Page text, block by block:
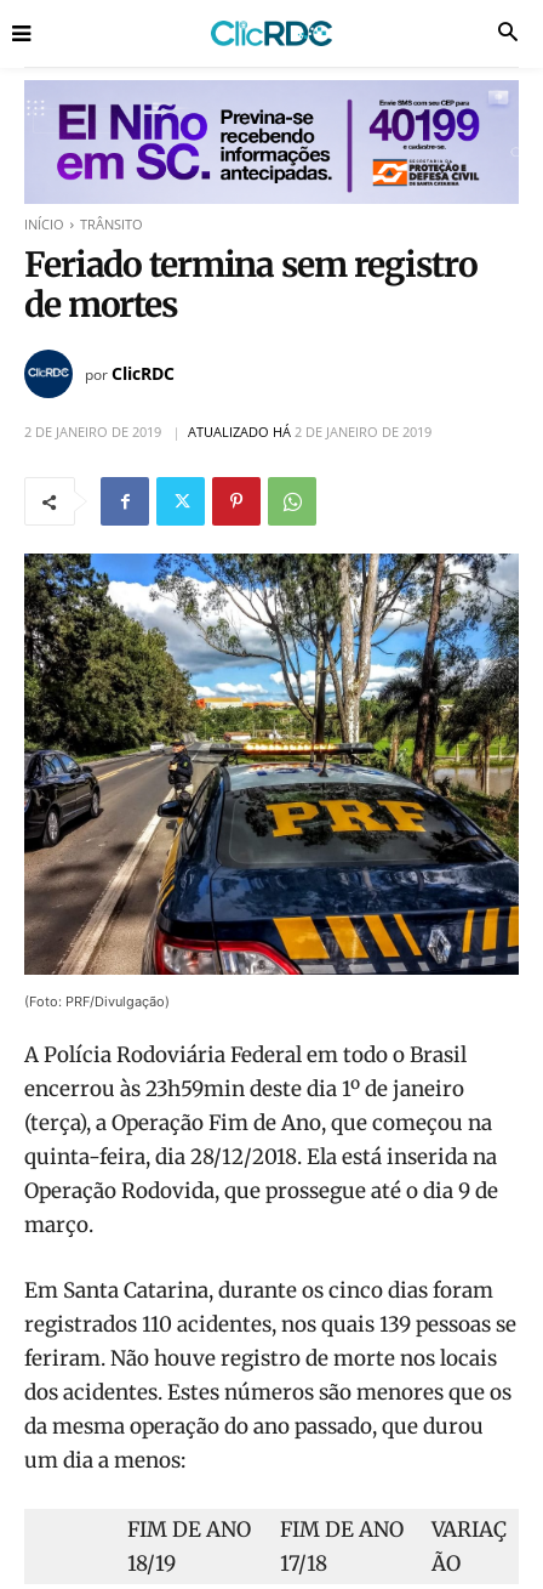
INÍCIO TRÂNSITO
Feriado termina sem registro
de mortes
porClicRDC
2 DE JANEIRO DE 2019 ATUALIZADO HÁ 2 DE JANEIRO DE 2019
(Foto: PRF/Divulgação)
A Polícia Rodoviária Federal em todo o Brasil
encerrou às 23h59min deste dia 1º de janeiro
(terça), a Operação Fim de Ano, que começou na
quinta-feira, dia 28/12/2018. Ela está inserida na
Operação Rodovida, que prossegue até o dia 9 de
março.
Em Santa Catarina, durante os cinco dias foram
registrados 110 acidentes, nos quais 139 pessoas se
feriram. Não houve registro de morte nos locais
dos acidentes. Estes números são menores que os
da mesma operação do ano passado, que durou
um dia a menos:
FIM DE ANO
18/19
FIM DE ANO
17/18
VARIAÇ
ÃO